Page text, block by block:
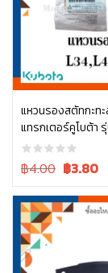
แหวนรองสตัทกะท
แทรกเตอร์คูโบต้า
L4508 04013-
Original
was:
฿4.00.
฿4.00 Current
is:
฿4.00.
฿3.80
หยิบใส่ต